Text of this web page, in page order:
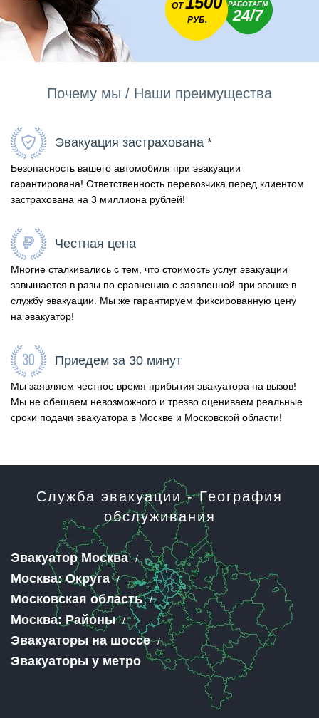
ОТ
РУБ.
РАБОТАЕМ
24/7
Почему мы / Наши преимущества
Эвакуация застрахована *
Безопасность вашего автомобиля при эвакуации
гарантирована! Ответственность перевозчика перед клиентом
застрахована на 3 миллиона рублей!
Честная цена
Многие сталкивались с тем, что стоимость услуг эвакуации
завышается в разы по сравнению с заявленной при звонке в
службу эвакуации. Мы же гарантируем фиксированную цену
на эвакуатор!
Приедем за 30 минут
Мы заявляем честное время прибытия эвакуатора на вызов!
Мы не обещаем невозможного и трезво оцениваем реальные
сроки подачи эвакуатора в Москве и Московской области!
Служба эвакуации - География
обслуживания
Эвакуатор Москва
Москва: Округа
Московская область
Москва: Районы
Эвакуаторы на шоссе
Эвакуаторы у метро